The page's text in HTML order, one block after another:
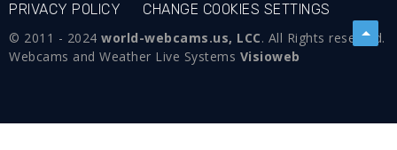
PRIVACY POLICY
CHANGE COOKIES SETTINGS
© 2011 - 2024 world-webcams.us, LCC. All Rights reserved.
Webcams and Weather Live Systems Visioweb